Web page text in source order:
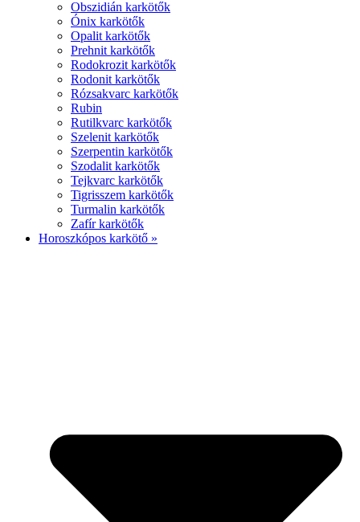
Obszidián karkötők
Ónix karkötők
Opalit karkötők
Prehnit karkötők
Rodokrozit karkötők
Rodonit karkötők
Rózsakvarc karkötők
Rubin
Rutilkvarc karkötők
Szelenit karkötők
Szerpentin karkötők
Szodalit karkötők
Tejkvarc karkötők
Tigrisszem karkötők
Turmalin karkötők
Zafír karkötők
Horoszkópos karkötő »